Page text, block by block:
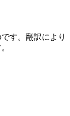
す。翻訳により